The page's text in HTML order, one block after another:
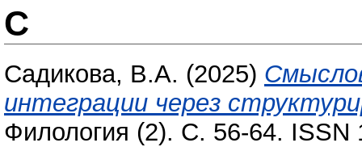
С
Садикова, В.А. (2025)
интеграции через
Филология (2). С. 56-64. ISSN